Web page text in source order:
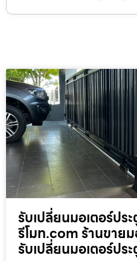
รับเปลี่ยนมอเตอร์ปร
รีโมท.com ร้านขายม
รับเปลี่ยนมอเตอร์ปร